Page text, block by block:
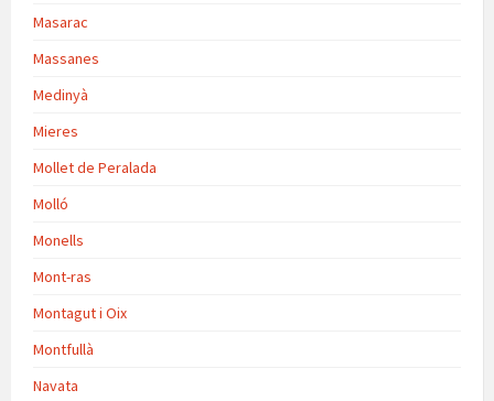
Masarac
Massanes
Medinyà
Mieres
Mollet de Peralada
Molló
Monells
Mont-ras
Montagut i Oix
Montfullà
Navata